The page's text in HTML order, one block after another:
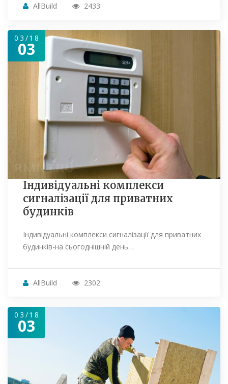
AllBuild 2433
03/18
03
Індивідуальні комплекси
сигналізації для приватних
будинків
Індивідуальні комплекси сигналізації для приватних
будинків-на сьогоднішній день…
AllBuild 2302
03/18
03